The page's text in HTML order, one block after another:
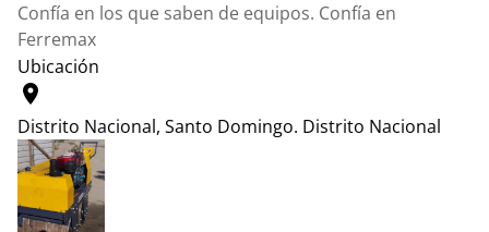
Confía en los que saben de equipos. Confía en
Ferremax
Ubicación
location_on
Distrito Nacional, Santo Domingo. Distrito Nacional
+
−
Leaflet|© OpenStreetMap contributors